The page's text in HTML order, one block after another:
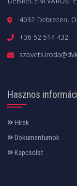
4032 Debrecen,
+36 52 514 432
Hasznos
Hírek
Dokumentumok
Kapcsolat